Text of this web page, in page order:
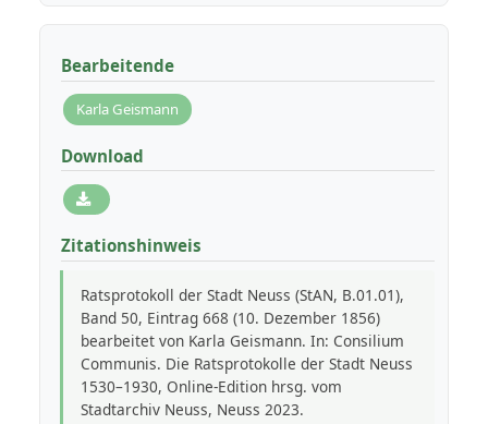
Bearbeitende
Karla Geismann
Download
Zitationshinweis
Ratsprotokoll der Stadt Neuss (StAN, B.01.01),
Band 50, Eintrag 668 (10. Dezember 1856)
bearbeitet von Karla Geismann. In: Consilium
Communis. Die Ratsprotokolle der Stadt Neuss
1530–1930, Online-Edition hrsg. vom
Stadtarchiv Neuss, Neuss 2023.